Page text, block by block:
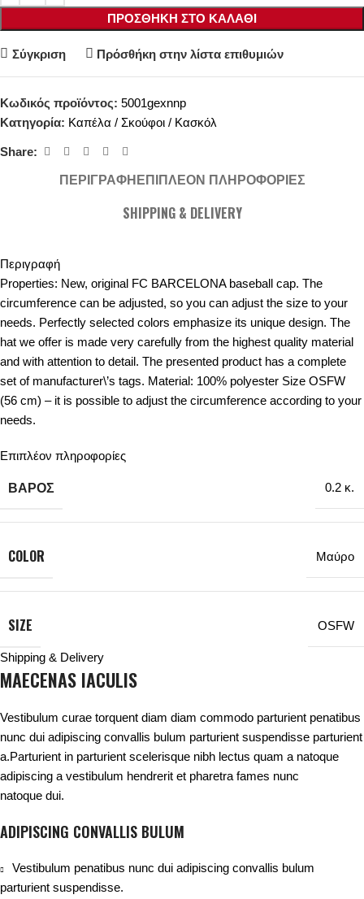
ΠΡΟΣΘΉΚΗ ΣΤΟ ΚΑΛΆΘΙ
Σύγκριση Πρόσθήκη στην λίστα επιθυμιών
Κωδικός προϊόντος: 5001gexnnp
Κατηγορία: Καπέλα / Σκούφοι / Κασκόλ
Share:
ΠΕΡΙΓΡΑΦΉΕΠΙΠΛΈΟΝ ΠΛΗΡΟΦΟΡΊΕΣ
SHIPPING & DELIVERY
Περιγραφή
Properties: New, original FC BARCELONA baseball cap. The
circumference can be adjusted, so you can adjust the size to your
needs. Perfectly selected colors emphasize its unique design. The
hat we offer is made very carefully from the highest quality material
and with attention to detail. The presented product has a complete
set of manufacturer\’s tags. Material: 100% polyester Size OSFW
(56 cm) – it is possible to adjust the circumference according to your
needs.
Επιπλέον πληροφορίες
ΒΆΡΟΣ 0.2 κ.
COLOR Μαύρο
SIZE OSFW
Shipping & Delivery
MAECENAS IACULIS
Vestibulum curae torquent diam diam commodo parturient penatibus
nunc dui adipiscing convallis bulum parturient suspendisse parturient
a.Parturient in parturient scelerisque nibh lectus quam a natoque
adipiscing a vestibulum hendrerit et pharetra fames nunc
natoque dui.
ADIPISCING CONVALLIS BULUM
Vestibulum penatibus nunc dui adipiscing convallis bulum
parturient suspendisse.